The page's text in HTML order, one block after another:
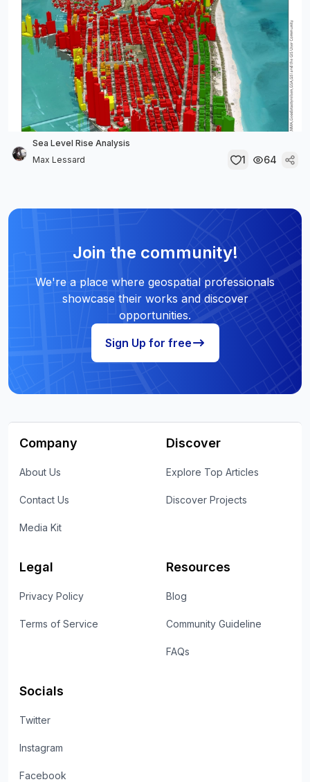
Sea Level Rise Analysis
Max Lessard
1 64
Join the community!
We're a place where geospatial professionals
showcase their works and discover
opportunities.
Sign Up for free
Company
About Us
Contact Us
Media Kit
Discover
Explore Top Articles
Discover Projects
Legal
Privacy Policy
Terms of Service
Resources
Blog
Community Guideline
FAQs
Socials
Twitter
Instagram
Facebook